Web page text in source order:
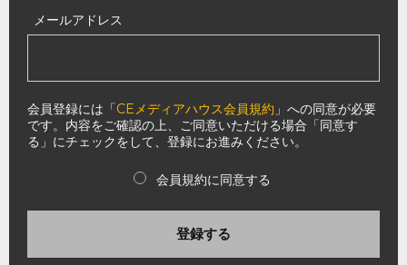
メールアドレス
会員登録には「CEメディアハウス会員規約 」への同意が必要
です。内容をご確認の上、ご同意いただける場合「同意す
る」にチェックをして、登録にお進みください。
会員規約に同意する
登録する